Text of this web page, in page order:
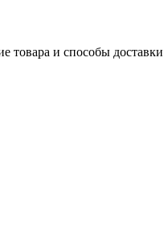
товара и способы доставки